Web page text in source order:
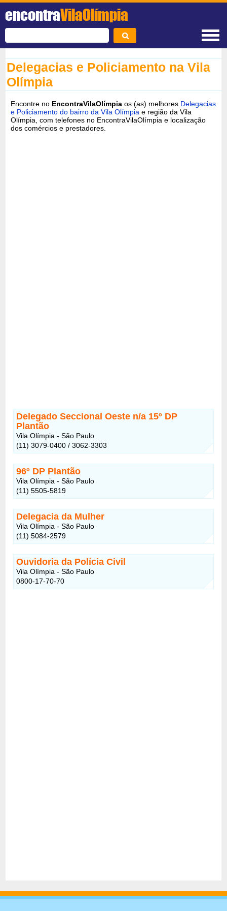
encontraVilaOlímpia
Delegacias e Policiamento na Vila
Olímpia
Encontre no EncontraVilaOlímpia os (as) melhores Delegacias
e Policiamento do bairro da Vila Olímpia e região da Vila
Olímpia, com telefones no EncontraVilaOlímpia e localização
dos comércios e prestadores.
Delegado Seccional Oeste n/a 15º DP
Plantão
Vila Olímpia - São Paulo
(11) 3079-0400 / 3062-3303
96º DP Plantão
Vila Olímpia - São Paulo
(11) 5505-5819
Delegacia da Mulher
Vila Olímpia - São Paulo
(11) 5084-2579
Ouvidoria da Polícia Civil
Vila Olímpia - São Paulo
0800-17-70-70